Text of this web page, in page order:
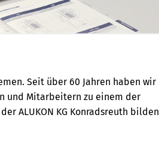
Seit über 60 Jahren haben wir
und Mitarbeitern zu einem der
ALUKON KG Konradsreuth bilden